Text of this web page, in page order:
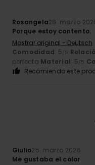
Rosangela28. marzo
Porque estoy contento.
Mostrar original - Deutsch
Comodidad: 5/5
perfecta Material: 5/5
Recomiendo este
Giulio25. marzo 2026
Me gustaba el color